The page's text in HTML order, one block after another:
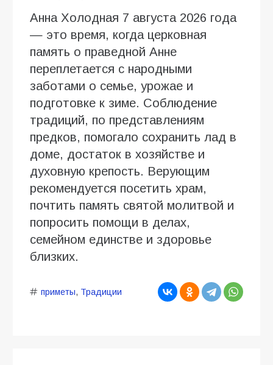
Анна Холодная 7 августа 2026 года
— это время, когда церковная
память о праведной Анне
переплетается с народными
заботами о семье, урожае и
подготовке к зиме. Соблюдение
традиций, по представлениям
предков, помогало сохранить лад в
доме, достаток в хозяйстве и
духовную крепость. Верующим
рекомендуется посетить храм,
почтить память святой молитвой и
попросить помощи в делах,
семейном единстве и здоровье
близких.
приметы, Традиции